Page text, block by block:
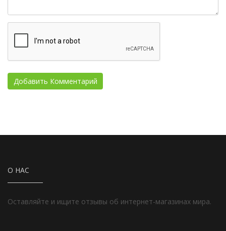
О НАС
Оставляйте и ищите отзывы об интернет-магазинах мира.